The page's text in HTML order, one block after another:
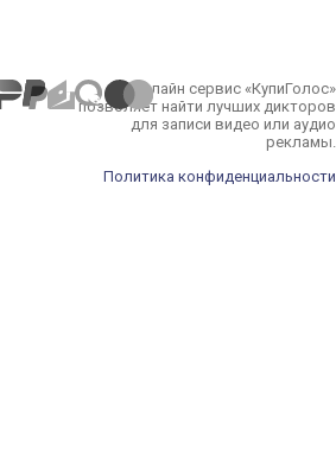
Онлайн сервис «КупиГолос»
позволяет найти лучших дикторов
для записи видео или аудио
рекламы.
Политика конфиденциальности